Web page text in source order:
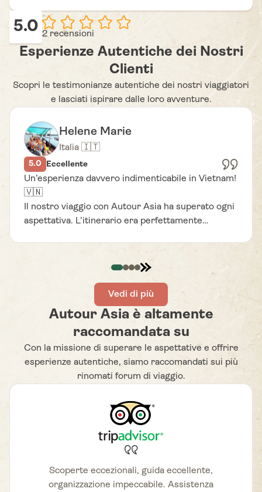
5.0 2 recensioni
Esperienze Autentiche dei Nostri
Clienti
Scopri le testimonianze autentiche dei nostri viaggiatori
e lasciati ispirare dalle loro avventure.
Helene Marie
Italia 🇮🇹
5.0 Eccellente
Un’esperienza davvero indimenticabile in Vietnam!
🇻🇳
Il nostro viaggio con Autour Asia ha superato ogni
aspettativa. L’itinerario era perfettamente
guide estremamente professionali e appassionate
della cultura del posto. Grazie ad Autour Asia, non
vissuto davvero il viaggio, entrando in contatto
con le comunità locali. Consigliamo vivamente
Autour Asia e non vediamo l’ora di partire di nuovo
Vedi di più
Autour Asia è altamente
raccomandata su
Con la missione di superare le aspettative e offrire
esperienze autentiche, siamo raccomandati sui più
rinomati forum di viaggio.
Scoperte eccezionali, guida eccellente,
organizzazione impeccabile. Assistenza